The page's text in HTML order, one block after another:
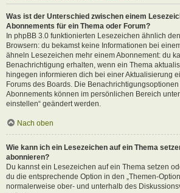
Was ist der Unterschied zwischen einem
Abonnements für ein Thema oder Forum?
In phpBB 3.0 funktionierten Lesezeichen ähnlich
Browsern: du bekamst keine Informationen bei
ähneln Lesezeichen mehr einem Abonnement: du
Benachrichtigung erhalten, wenn ein Thema
hingegen informieren dich bei einer Aktualisierung
Forums des Boards. Die
Abonnements können im persönlichen Bereich
einstellen“ geändert werden.
Nach oben
Wie kann ich ein Lesezeichen auf ein Thema
abonnieren?
Du kannst ein Lesezeichen auf ein Thema setzen
du die entsprechende Option in den „Themen-
normalerweise ober- und unterhalb des